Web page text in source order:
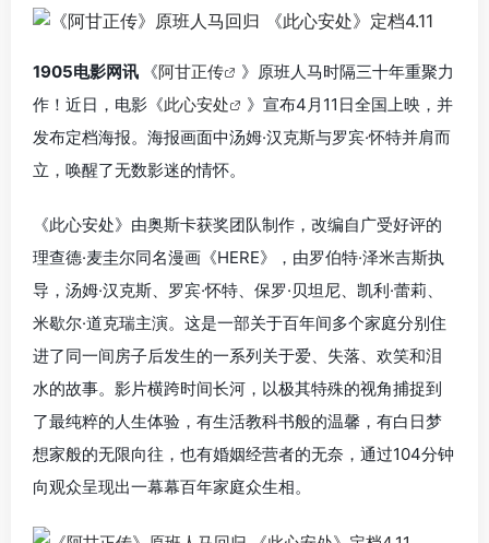
1905电影网讯 《阿甘正传
》原班人马时隔三十年重聚力
作！近日，电影《此心安处
》宣布4月11日全国上映，并
发布定档海报。海报画面中汤姆·汉克斯与罗宾·怀特并肩而
立，唤醒了无数影迷的情怀。
《此心安处》由奥斯卡获奖团队制作，改编自广受好评的
理查德·麦圭尔同名漫画《HERE》，由罗伯特·泽米吉斯执
导，汤姆·汉克斯、罗宾·怀特、 保罗·贝坦尼 凯利·蕾莉
米歇尔·道克瑞主演。这是一部关于百年间多个家庭分别住
进了同一间房子后发生的一系列关于爱、失落、欢笑和泪
水的故事。影片横跨时间长河，以极其特殊的视角捕捉到
了最纯粹的人生体验，有生活教科书般的温馨 ，有白日梦
想家般的无限向往，也有婚姻经营者的无奈，通过104分钟
向观众呈现出一幕幕百年家庭众生相。